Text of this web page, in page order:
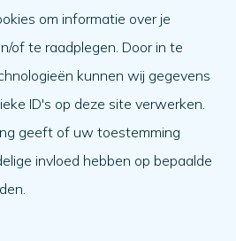
om informatie over je
of te raadplegen. Door in te
kunnen wij gegevens
ID's op deze site verwerken.
geeft of uw toestemming
invloed hebben op bepaalde